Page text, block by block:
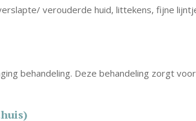
verouderde huid, littekens, fijne
behandeling. Deze behandeling zorgt